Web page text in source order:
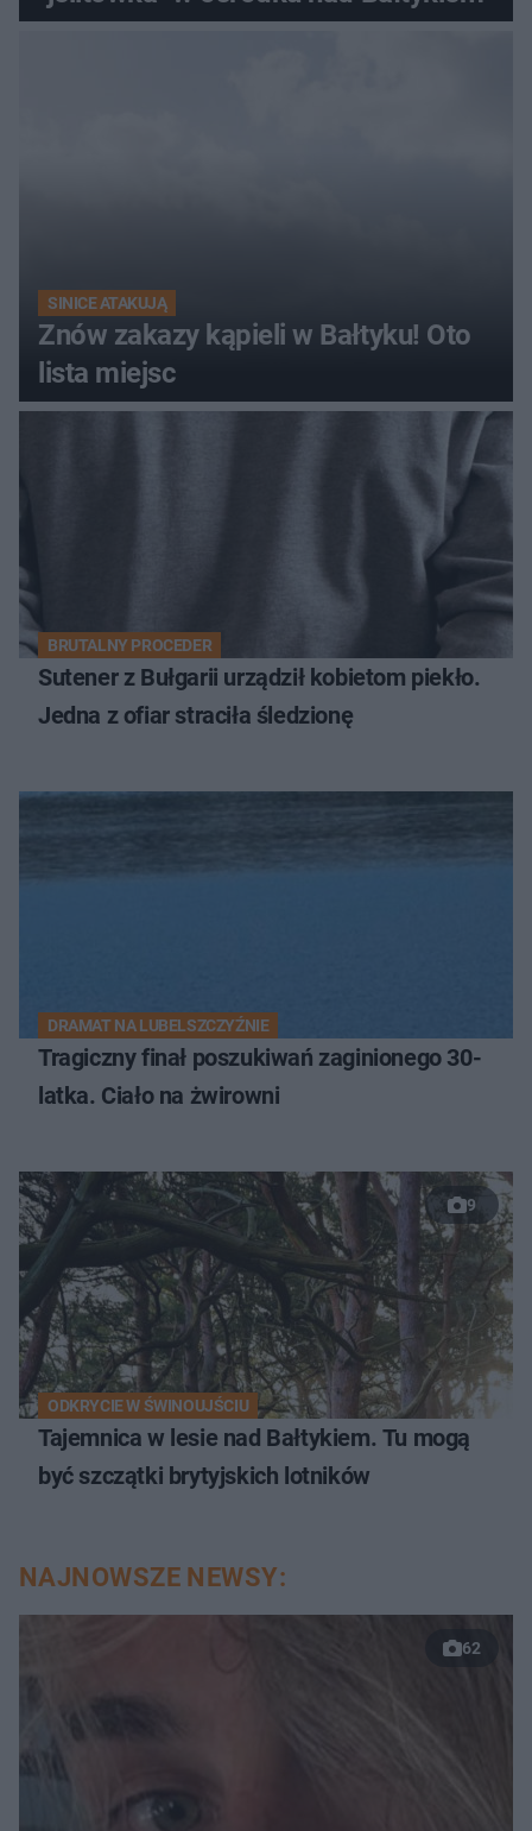
SINICE ATAKUJĄ
Znów zakazy kąpieli w Bałtyku! Oto
lista miejsc
BRUTALNY PROCEDER
Sutener z Bułgarii urządził kobietom piekło.
Jedna z ofiar straciła śledzionę
DRAMAT NA LUBELSZCZYŹNIE
Tragiczny finał poszukiwań zaginionego 30-
latka. Ciało na żwirowni
9
ODKRYCIE W ŚWINOUJŚCIU
Tajemnica w lesie nad Bałtykiem. Tu mogą
być szczątki brytyjskich lotników
NAJNOWSZE NEWSY:
62